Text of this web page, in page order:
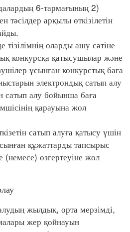
6-тармағының 2)
тәсілдер арқылы өткізілетін
оларды ашу сәтіне
конкурсқа қатысушылар және
ұсынған конкурстық баға
электрондық сатып алу
сатып алу бойынша баға
қарауына жол
сатып алуға қатысу үшін
құжаттарды тапсырыс
өзгертеуіне жол
жылдық, орта мерзімді,
жер қойнауын